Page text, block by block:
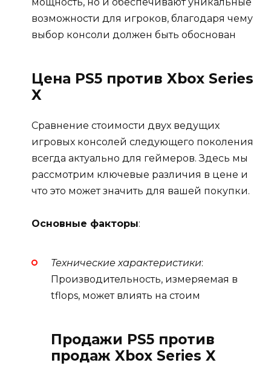
возможности для игроков, благодаря чему
выбор консоли должен быть обоснован
Цена PS5 против Xbox Series
X
Сравнение стоимости двух ведущих
игровых консолей следующего поколения
всегда актуально для геймеров. Здесь мы
рассмотрим ключевые различия в цене и
что это может значить для вашей покупки.
Основные факторы:
Технические характеристики:
Производительность, измеряемая в
tflops, может влиять на стоим
Продажи PS5 против
продаж Xbox Series X